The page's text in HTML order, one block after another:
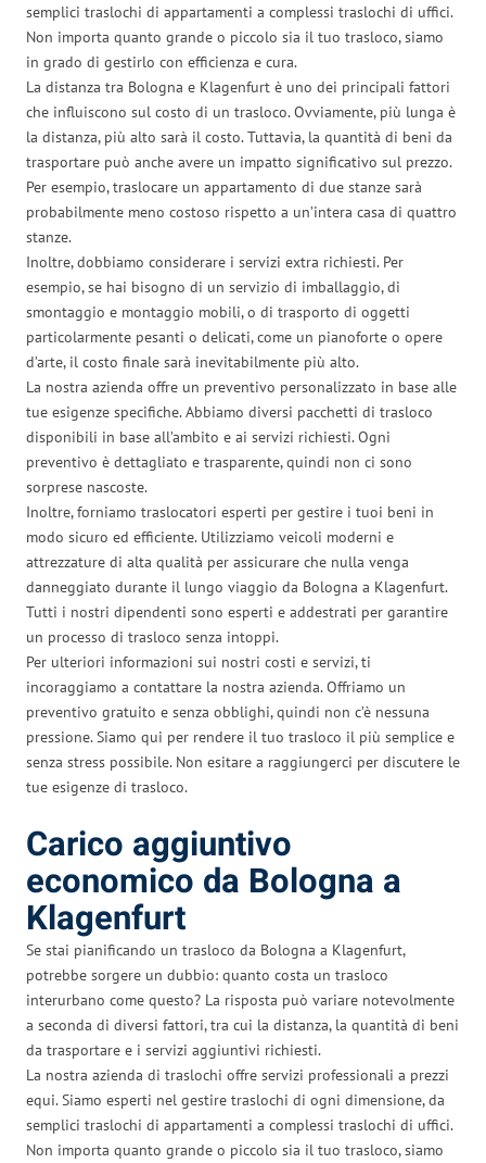
semplici traslochi di appartamenti a complessi traslochi di uffici.
Non importa quanto grande o piccolo sia il tuo trasloco, siamo
in grado di gestirlo con efficienza e cura.
La distanza tra Bologna e Klagenfurt è uno dei principali fattori
che influiscono sul costo di un trasloco. Ovviamente, più lunga è
la distanza, più alto sarà il costo. Tuttavia, la quantità di beni da
trasportare può anche avere un impatto significativo sul prezzo.
Per esempio, traslocare un appartamento di due stanze sarà
probabilmente meno costoso rispetto a un’intera casa di quattro
stanze.
Inoltre, dobbiamo considerare i servizi extra richiesti. Per
esempio, se hai bisogno di un servizio di imballaggio, di
smontaggio e montaggio mobili, o di trasporto di oggetti
particolarmente pesanti o delicati, come un pianoforte o opere
d’arte, il costo finale sarà inevitabilmente più alto.
La nostra azienda offre un preventivo personalizzato in base alle
tue esigenze specifiche. Abbiamo diversi pacchetti di trasloco
disponibili in base all’ambito e ai servizi richiesti. Ogni
preventivo è dettagliato e trasparente, quindi non ci sono
sorprese nascoste.
Inoltre, forniamo traslocatori esperti per gestire i tuoi beni in
modo sicuro ed efficiente. Utilizziamo veicoli moderni e
attrezzature di alta qualità per assicurare che nulla venga
danneggiato durante il lungo viaggio da Bologna a Klagenfurt.
Tutti i nostri dipendenti sono esperti e addestrati per garantire
un processo di trasloco senza intoppi.
Per ulteriori informazioni sui nostri costi e servizi, ti
incoraggiamo a contattare la nostra azienda. Offriamo un
preventivo gratuito e senza obblighi, quindi non c’è nessuna
pressione. Siamo qui per rendere il tuo trasloco il più semplice e
senza stress possibile. Non esitare a raggiungerci per discutere le
tue esigenze di trasloco.
Carico aggiuntivo
economico da Bologna a
Klagenfurt
Se stai pianificando un trasloco da Bologna a Klagenfurt,
potrebbe sorgere un dubbio: quanto costa un trasloco
interurbano come questo? La risposta può variare notevolmente
a seconda di diversi fattori, tra cui la distanza, la quantità di beni
da trasportare e i servizi aggiuntivi richiesti.
La nostra azienda di traslochi offre servizi professionali a prezzi
equi. Siamo esperti nel gestire traslochi di ogni dimensione, da
semplici traslochi di appartamenti a complessi traslochi di uffici.
Non importa quanto grande o piccolo sia il tuo trasloco, siamo